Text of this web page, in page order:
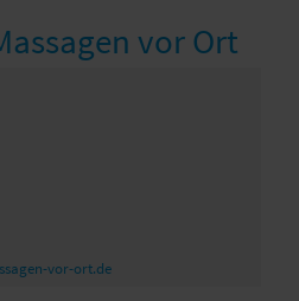
vor Ort
vor-ort.de